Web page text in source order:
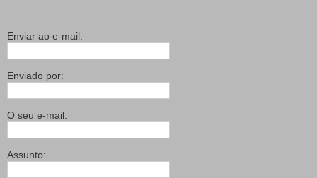
Enviar ao e-mail:
Enviado por:
O seu e-mail:
Assunto: